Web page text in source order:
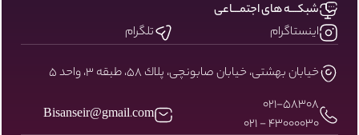
شبکـــه های اجتمـــاعی
اینستاگرام
تلگرام
خيابان بهشتى، خيابان صابونچى، پلاك ٥٨، طبقه ٣، واحد ٥
۰۲۱-58308
43000030 - 021
Bisanseir@gmail.com